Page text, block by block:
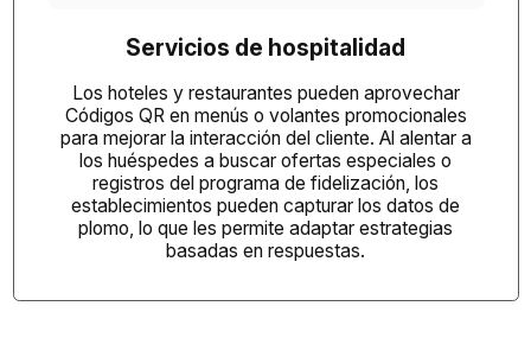
Servicios de hospitalidad
Los hoteles y restaurantes pueden aprovechar
Códigos QR en menús o volantes promocionales
para mejorar la interacción del cliente. Al alentar a
los huéspedes a buscar ofertas especiales o
registros del programa de fidelización, los
establecimientos pueden capturar los datos de
plomo, lo que les permite adaptar estrategias
basadas en respuestas.